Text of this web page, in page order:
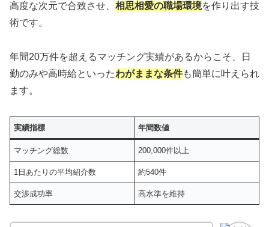
高度な次元で合致させ、 相思相愛の職場環境を作り出す技
術です。
年間20万件を超えるマッチング実績があるからこそ、日
勤のみや高時給といったわがままな条件も簡単に叶えられ
ます。
実績指標 年間数値
マッチング総数 200,000件以上
1日あたりの平均紹介数 約540件
交渉成功率 高水準を維持